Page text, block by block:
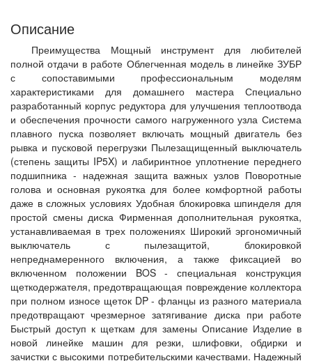
Описание
Преимущества Мощный инструмент для любителей
полной отдачи в работе Облегченная модель в линейке ЗУБР
с сопоставимыми профессиональным моделям
характеристиками для домашнего мастера Специально
разработанный корпус редуктора для улучшения теплоотвода
и обеспечения прочности самого нагруженного узла Система
плавного пуска позволяет включать мощный двигатель без
рывка и пусковой перегрузки Пылезащищенный выключатель
(степень защиты IP5X) и лабиринтное уплотнение переднего
подшипника - надежная защита важных узлов Поворотные
голова и основная рукоятка для более комфортной работы
даже в сложных условиях Удобная блокировка шпинделя для
простой смены диска Фирменная дополнительная рукоятка,
устанавливаемая в трех положениях Широкий эргономичный
выключатель с пылезащитой, блокировкой
непреднамеренного включения, а также фиксацией во
включенном положении BOS - специальная конструкция
щеткодержателя, предотвращающая повреждение коллектора
при полном износе щеток DP - фланцы из разного материала
предотвращают чрезмерное затягивание диска при работе
Быстрый доступ к щеткам для замены Описание Изделие в
новой линейке машин для резки, шлифовки, обдирки и
зачистки с высокими потребительскими качествами. Надежный